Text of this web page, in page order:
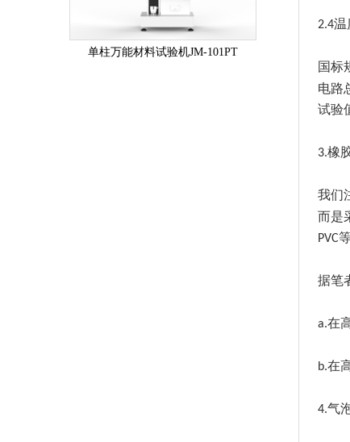
单柱万能材料试验机JM-101PT
2.4温
国标
电路
试验
3.橡
我们
而是
PVC
据笔
a.在
b.在
4.气